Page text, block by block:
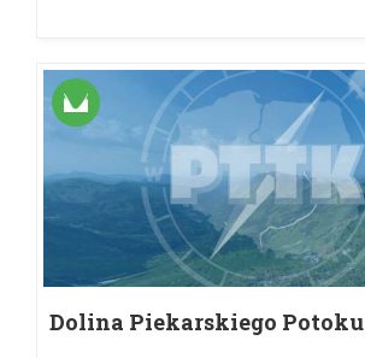
Dolina Piekarskiego Potoku